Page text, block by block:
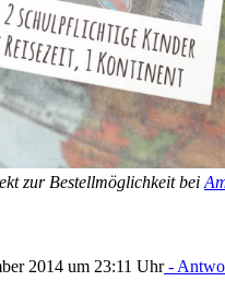
zur Bestellmöglichkeit bei
2014 um 23:11 Uhr-